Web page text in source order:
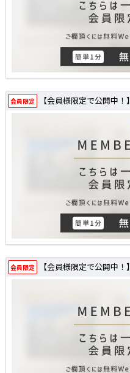
会員限定 【会員様限定で公開中！】
会員限定 【会員様限定で公開中！】